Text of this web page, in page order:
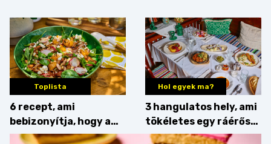
érdemes enni mellé?
Toplista
6 recept, ami
bebizonyítja, hogy a
barack húsok mellé is
Hol egyek ma?
3 hangulatos hely, ami
tökéletes egy ráérős
hétvégi ebédhez